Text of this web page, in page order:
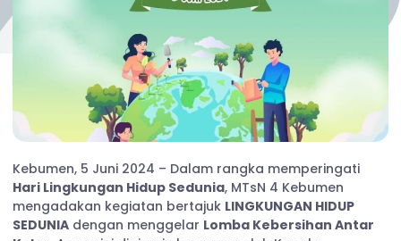
Kebumen, 5 Juni 2024 – Dalam rangka memperingati
Hari Lingkungan Hidup Sedunia, MTsN 4 Kebumen
mengadakan kegiatan bertajuk LINGKUNGAN HIDUP
SEDUNIA dengan menggelar Lomba Kebersihan Antar